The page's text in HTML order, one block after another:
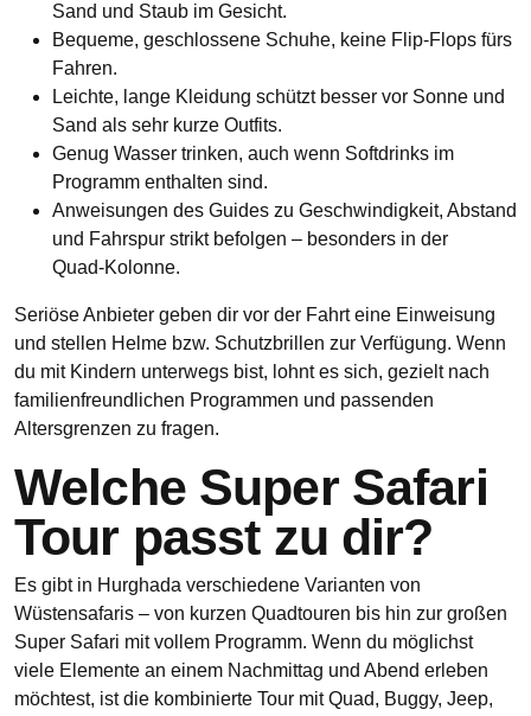
Sand und Staub im Gesicht.
Bequeme, geschlossene Schuhe, keine Flip‑Flops fürs
Fahren.
Leichte, lange Kleidung schützt besser vor Sonne und
Sand als sehr kurze Outfits.​
Genug Wasser trinken, auch wenn Softdrinks im
Programm enthalten sind.
Anweisungen des Guides zu Geschwindigkeit, Abstand
und Fahrspur strikt befolgen – besonders in der
Quad‑Kolonne.
Seriöse Anbieter geben dir vor der Fahrt eine Einweisung
und stellen Helme bzw. Schutzbrillen zur Verfügung. Wenn
du mit Kindern unterwegs bist, lohnt es sich, gezielt nach
familienfreundlichen Programmen und passenden
Altersgrenzen zu fragen.
Welche Super Safari
Tour passt zu dir?
Es gibt in Hurghada verschiedene Varianten von
Wüstensafaris – von kurzen Quadtouren bis hin zur großen
Super Safari mit vollem Programm. Wenn du möglichst
viele Elemente an einem Nachmittag und Abend erleben
möchtest, ist die kombinierte Tour mit Quad, Buggy, Jeep,